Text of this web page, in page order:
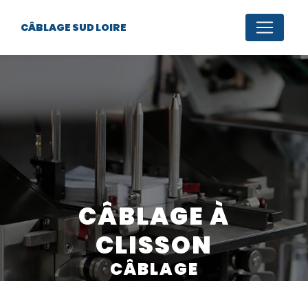
CÂBLAGE SUD LOIRE
CÂBLAGE À
CLISSON
CÂBLAGE